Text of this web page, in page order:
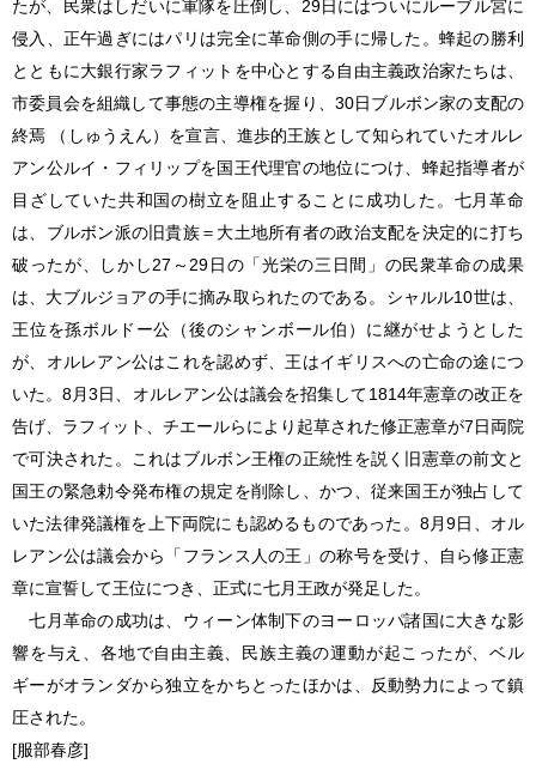
たが、民衆はしだいに軍隊を圧倒し、29日にはついにルーブル宮に
侵入、正午過ぎにはパリは完全に革命側の手に帰した。蜂起の勝利
とともに大銀行家ラフィットを中心とする自由主義政治家たちは、
市委員会を組織して事態の主導権を握り、30日ブルボン家の支配の
終焉 （しゅうえん）を宣言、進歩的王族として知られていたオルレ
アン公ルイ・フィリップを国王代理官の地位につけ、蜂起指導者が
目ざしていた共和国の樹立を阻止することに成功した。 七月革命
は、ブルボン派の旧貴族＝大土地所有者の政治支配を決定的に打ち
破ったが、しかし27～29日の「光栄の三日間」の民衆革命の成果
は、大ブルジョアの手に摘み取られたのである。シャルル10世は、
王位を孫ボルドー公（後のシャンボール伯）に継がせようとした
が、オルレアン公はこれを認めず、王はイギリスへの亡命の途につ
いた。8月3日、オルレアン公は議会を招集して1814年憲章の改正を
告げ、ラフィット、チエールらにより起草された修正憲章が7日両院
で可決された。これはブルボン王権の正統性を説く旧憲章の前文と
国王の緊急勅令発布権の規定を削除し、かつ、従来国王が独占して
いた法律発議権を上下両院にも認めるものであった。8月9日、オル
レアン公は議会から「フランス人の王」の称号を受け、自ら修正憲
章に宣誓して王位につき、正式に七月王政が発足した。
七月革命の成功は、ウィーン体制下のヨーロッパ諸国に大きな影
響を与え、各地で自由主義、民族主義の運動が起こったが、ベル
ギーがオランダから独立をかちとったほかは、反動勢力によって鎮
圧された。
[服部春彦]